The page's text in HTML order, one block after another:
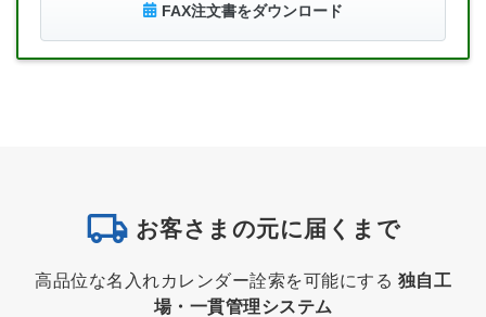
FAX注文書をダウンロード
お客さまの元に届くまで
高品位な名入れカレンダー詮索を可能にする 独自工
場・一貫管理システム